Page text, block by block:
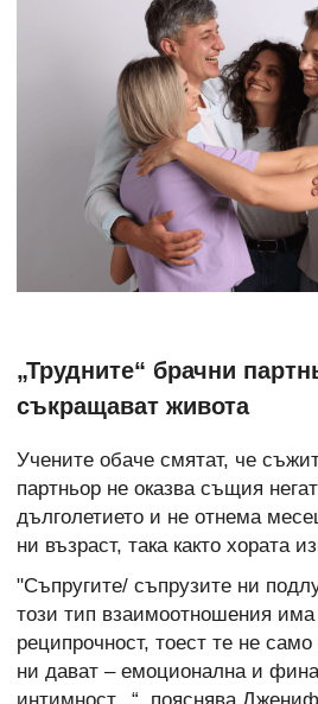
„Трудните“ брачни
съкращават живота
Учените обаче смятат, че
партньор не оказва същия
дълголетието и не отнема
ни възраст, така както хората
"Съпругите/ съпрузите ни
този тип взаимоотношения има
реципрочност, тоест те не
ни дават – емоционална и